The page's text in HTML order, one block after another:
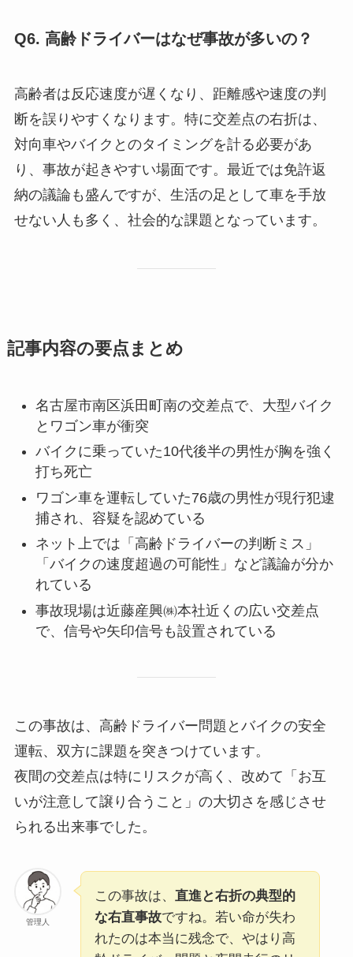
Q6. 高齢ドライバーはなぜ事故が多いの？
高齢者は反応速度が遅くなり、距離感や速度の判
断を誤りやすくなります。特に交差点の右折は、
対向車やバイクとのタイミングを計る必要があ
り、事故が起きやすい場面です。最近では免許返
納の議論も盛んですが、生活の足として車を手放
せない人も多く、社会的な課題となっています。
記事内容の要点まとめ
名古屋市南区浜田町南の交差点で、大型バイク
とワゴン車が衝突
バイクに乗っていた10代後半の男性が胸を強く
打ち死亡
ワゴン車を運転していた76歳の男性が現行犯逮
捕され、容疑を認めている
ネット上では「高齢ドライバーの判断ミス」
「バイクの速度超過の可能性」など議論が分か
れている
事故現場は近藤産興㈱本社近くの広い交差点
で、信号や矢印信号も設置されている
この事故は、高齢ドライバー問題とバイクの安全
運転、双方に課題を突きつけています。
夜間の交差点は特にリスクが高く、改めて「お互
いが注意して譲り合うこと」の大切さを感じさせ
られる出来事でした。
管理人
この事故は、 直進と右折の典型的
な右直事故ですね。若い命が失わ
れたのは本当に残念で、やはり高